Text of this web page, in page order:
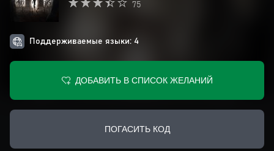
75
Поддерживаемые языки: 4
ДОБАВИТЬ В СПИСОК ЖЕЛАНИЙ
ПОГАСИТЬ КОД